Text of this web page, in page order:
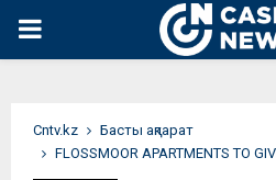
PRIMARY
Сntv.kz
Басты ақпарат
FLOSSMOOR APARTMENTS TO